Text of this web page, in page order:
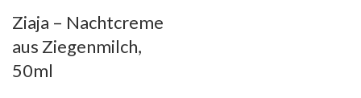
Ziaja – Nachtcreme
aus Ziegenmilch,
50ml